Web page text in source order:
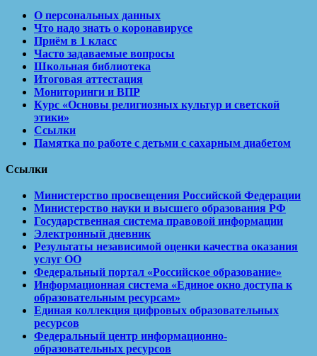
О персональных данных
Что надо знать о коронавирусе
Приём в 1 класс
Часто задаваемые вопросы
Школьная библиотека
Итоговая аттестация
Мониторинги и ВПР
Курс «Основы религиозных культур и светской
этики»
Ссылки
Памятка по работе с детьми с сахарным диабетом
Ссылки
Министерство просвещения Российской Федерации
Министерство науки и высшего образования РФ
Государственная система правовой информации
Электронный дневник
Результаты независимой оценки качества оказания
услуг ОО
Федеральный портал «Российское образование»
Информационная система «Единое окно доступа к
образовательным ресурсам»
Единая коллекция цифровых образовательных
ресурсов
Федеральный центр информационно-
образовательных ресурсов